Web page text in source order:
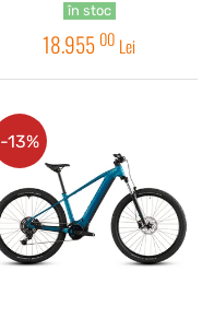
Easy Entry Vulcan Orange
2026
în stoc
18.955 00 Lei
-13%